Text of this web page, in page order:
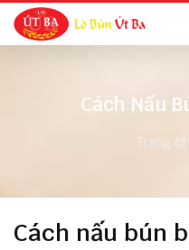
Cách Nấu
Trang
Cách nấu bún